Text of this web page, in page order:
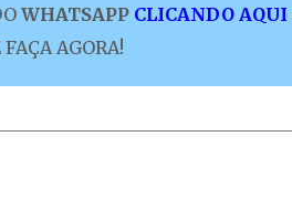
WHATSAPP CLICANDO AQUI
FAÇA AGORA!